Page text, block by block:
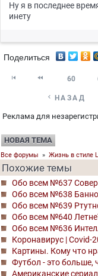
Ну я в последнее
инету
Поделиться
  60
 НАЗАД
Реклама для
НОВАЯ ТЕМА
Все форумы » Жизнь в стиле
Похожие темы
Обо всем №637
Обо всем №638
Обо всем №639
Обо всем №640
Обо всем №636
Коронавирус | Covid-
Картины. Кому что
Футбол - это больше,
Американские